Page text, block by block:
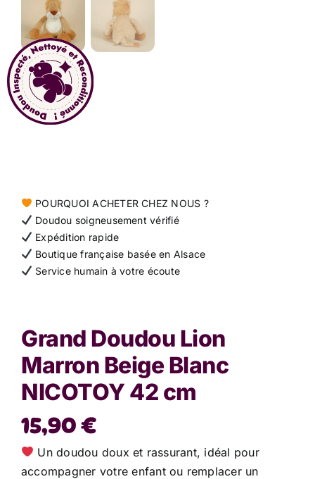
Contact
POURQUOI ACHETER CHEZ NOUS ?
Doudou soigneusement vérifié
Expédition rapide
Boutique française basée en Alsace
Service humain à votre écoute
Grand Doudou Lion
Marron Beige Blanc
NICOTOY 42 cm
15,90€
Un doudou doux et rassurant, idéal pour
accompagner votre enfant ou remplacer un